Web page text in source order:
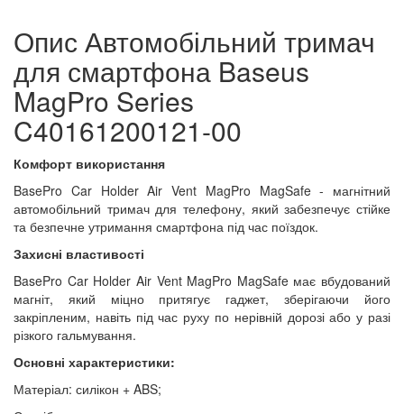
Опис Автомобільний тримач
для смартфона Baseus
MagPro Series
C40161200121-00
Комфорт використання
BasePro Car Holder Air Vent MagPro MagSafe - магнітний
автомобільний тримач для телефону, який забезпечує стійке
та безпечне утримання смартфона під час поїздок.
Захисні властивості
BasePro Car Holder Air Vent MagPro MagSafe має вбудований
магніт, який міцно притягує гаджет, зберігаючи його
закріпленим, навіть під час руху по нерівній дорозі або у разі
різкого гальмування.
Основні характеристики:
Матеріал: силікон + ABS;